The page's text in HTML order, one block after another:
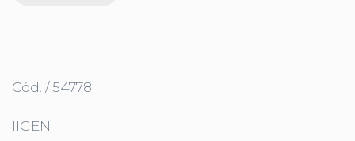
Cód. / 54778
IIGEN